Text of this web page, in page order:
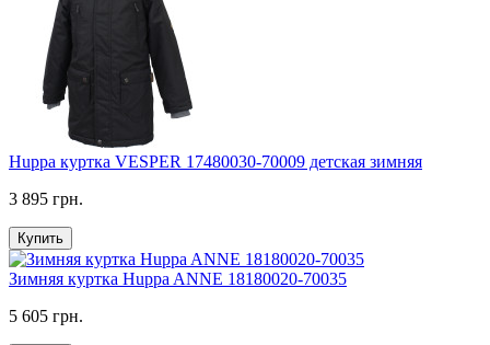
Huppa куртка VESPER 17480030-70009 детская зимняя
3 895 грн.
Купить
Зимняя куртка Huppa ANNE 18180020-70035
5 605 грн.